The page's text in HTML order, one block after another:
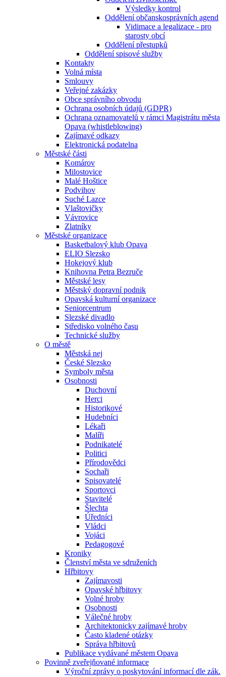
Výsledky kontrol
Oddělení občanskosprávních agend
Vidimace a legalizace - pro
starosty obcí
Oddělení přestupků
Oddělení spisové služby
Kontakty
Volná místa
Smlouvy
Veřejné zakázky
Obce správního obvodu
Ochrana osobních údajů (GDPR)
Ochrana oznamovatelů v rámci Magistrátu města
Opava (whistleblowing)
Zajímavé odkazy
Elektronická podatelna
Městské části
Komárov
Milostovice
Malé Hoštice
Podvihov
Suché Lazce
Vlaštovičky
Vávrovice
Zlatníky
Městské organizace
Basketbalový klub Opava
ELIO Slezsko
Hokejový klub
Knihovna Petra Bezruče
Městské lesy
Městský dopravní podnik
Opavská kulturní organizace
Seniorcentrum
Slezské divadlo
Středisko volného času
Technické služby
O městě
Městská nej
České Slezsko
Symboly města
Osobnosti
Duchovní
Herci
Historikové
Hudebníci
Lékaři
Malíři
Podnikatelé
Politici
Přírodovědci
Sochaři
Spisovatelé
Sportovci
Stavitelé
Šlechta
Úředníci
Vládci
Vojáci
Pedagogové
Kroniky
Členství města ve sdruženích
Hřbitovy
Zajímavosti
Opavské hřbitovy
Volné hroby
Osobnosti
Válečné hroby
Architektonicky zajímavé hroby
Často kladené otázky
Správa hřbitovů
Publikace vydávané městem Opava
Povinně zveřejňované informace
Výroční zprávy o poskytování informací dle zák.